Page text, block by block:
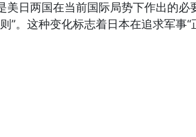
美日两国在当前国际局势下作出的
”。这种变化标志着日本在追求军